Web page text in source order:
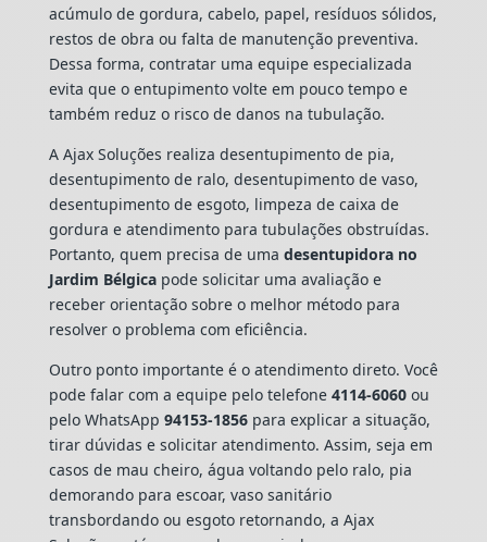
acúmulo de gordura, cabelo, papel, resíduos sólidos,
restos de obra ou falta de manutenção preventiva.
Dessa forma, contratar uma equipe especializada
evita que o entupimento volte em pouco tempo e
também reduz o risco de danos na tubulação.
A Ajax Soluções realiza desentupimento de pia,
desentupimento de ralo, desentupimento de vaso,
desentupimento de esgoto, limpeza de caixa de
gordura e atendimento para tubulações obstruídas.
Portanto, quem precisa de uma desentupidora no
Jardim Bélgicapode solicitar uma avaliação e
receber orientação sobre o melhor método para
resolver o problema com eficiência.
Outro ponto importante é o atendimento direto. Você
pode falar com a equipe pelo telefone 4114-6060ou
pelo WhatsApp 94153-1856para explicar a situação,
tirar dúvidas e solicitar atendimento. Assim, seja em
casos de mau cheiro, água voltando pelo ralo, pia
demorando para escoar, vaso sanitário
transbordando ou esgoto retornando, a Ajax